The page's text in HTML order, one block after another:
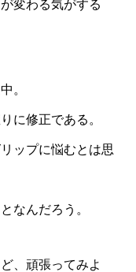
変わる気がする
。
に修正である。
ップに悩むとは思
なんだろう。
、頑張ってみよ